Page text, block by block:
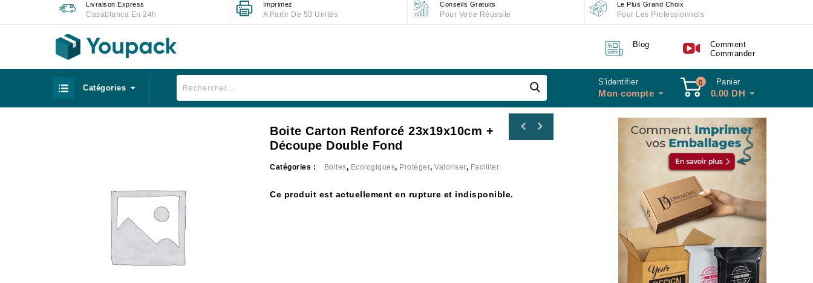
Livraison Express
Casablanca En 24h
Imprimez
A Partir De 50 Unités
Conseils Gratuits
Pour Votre Réussite
Le Plus Grand Choix
Pour Les Professionnels
Blog
Comment
Commander
Catégories
S'identifier
Mon compte
0 Panier
0.00 DH
Boite Carton Renforcé 23x19x10cm +
Découpe Double Fond
Catégories : Boites, Ecologiques, Protéger,Valoriser, Faciliter
Ce produit est actuellement en rupture et indisponible.